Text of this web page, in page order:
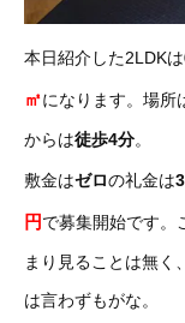
本日紹介した2LDKは
㎡になります。場所
からは徒歩4分。
敷金はゼロの礼金は
円で募集開始です。
まり見ることは無く
は言わずもがな。